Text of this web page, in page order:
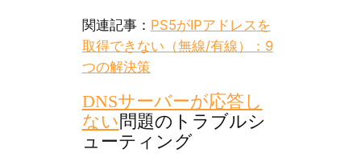
関連記事： PS5がIPアドレスを
取得できない（無線/有線）：9
つの解決策
DNSサーバーが応答し
ない 問題のトラブルシ
ューティング